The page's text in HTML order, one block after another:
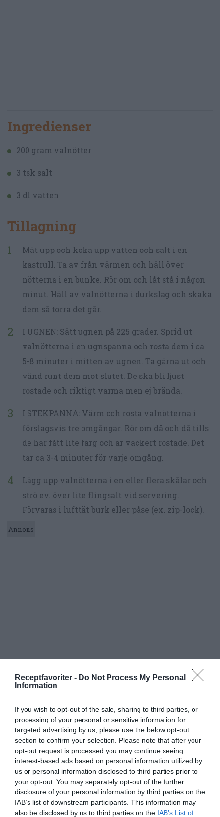
Receptfavoriter - Do Not Process My Personal
Information
If you wish to opt-out of the sale, sharing to third parties, or
processing of your personal or sensitive information for
targeted advertising by us, please use the below opt-out
section to confirm your selection. Please note that after your
opt-out request is processed you may continue seeing
interest-based ads based on personal information utilized by
us or personal information disclosed to third parties prior to
your opt-out. You may separately opt-out of the further
disclosure of your personal information by third parties on the
IAB’s list of downstream participants. This information may
also be disclosed by us to third parties on the IAB’s List of
Ingredienser
200 gram valnötter
3 tsk salt
3 dl vatten
Tillagning
Mät upp och koka upp vatten och salt i en
kastrull. Ta av från värmen och häll över
nötterna i en bunke. Rör om och låt stå i någon
minut. Häll av valnötterna i durkslag och skaka
dem så torra det går.
I UGNEN: Sätt ugnen på 225 grader. Sprid ut
valnötterna i en ugnspanna och rosta dem i ca
5-8 minuter i mitten av ugnen. Ta gärna ut och
vänd runt dem mot slutet. De ska bli ljust
rostade och riktigt varma men ej brända.
I STEKPANNA: Värm och rosta valnötterna i
förslagsvis tre omgångar. Rör om då och då tills
de har fått lite färg och är vackert rostade. Det
tar ca 3-4 minuter för varje omgång.
Lägg upp valnötterna i en eller flera skålar och
strö ev. över lite flingsalt vid servering.
Förvaras i lufttät burk eller påse (ex. zip-lock).
Aptitretare, snittar och tilltugg
Nötter
Valnötter
Fest Vardag Friluftsmat
Utflykt
Lättlagat
Mat från övriga medelhavet
Vegetariskt
Vegan Ugnsrätter
E-mail Skriv ut